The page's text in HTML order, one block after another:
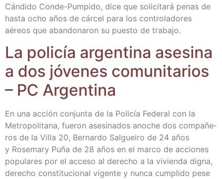
Cán­di­do Con­de-Pum­pi­do, dice que soli­ci­ta­rá penas de
has­ta ocho años de cár­cel para los con­tro­la­do­res
aéreos que aban­do­na­ron su pues­to de trabajo.
La poli­cía argen­ti­na ase­si­na
a dos jóve­nes comu­ni­ta­rios
– PC Argentina
En una acción con­jun­ta de la Poli­cía Fede­ral con la
Metro­po­li­ta­na, fue­ron ase­si­na­dos ano­che dos com­pa­ñe­
ros de la Villa 20, Ber­nar­do Sal­guei­ro de 24 años
y Rose­mary Puña de 28 años en el mar­co de accio­nes
popu­la­res por el acce­so al dere­cho a la vivien­da dig­na,
dere­cho cons­ti­tu­cio­nal vigen­te y nun­ca cum­pli­do pese